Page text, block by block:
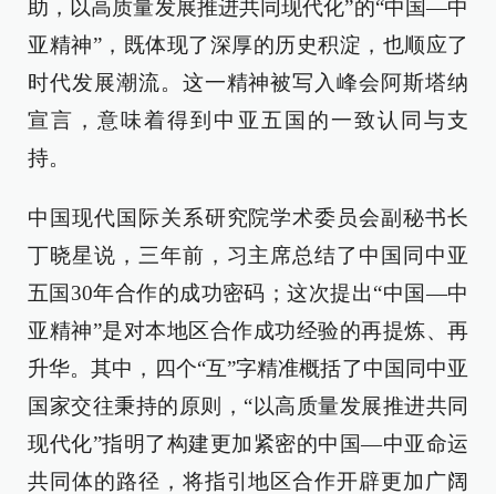
助，以高质量发展推进共同现代化”的“中国—中
亚精神”，既体现了深厚的历史积淀，也顺应了
时代发展潮流。这一精神被写入峰会阿斯塔纳
宣言，意味着得到中亚五国的一致认同与支
持。
中国现代国际关系研究院学术委员会副秘书长
丁晓星说，三年前，习主席总结了中国同中亚
五国30年合作的成功密码；这次提出“中国—中
亚精神”是对本地区合作成功经验的再提炼、再
升华。其中，四个“互”字精准概括了中国同中亚
国家交往秉持的原则，“以高质量发展推进共同
现代化”指明了构建更加紧密的中国—中亚命运
共同体的路径，将指引地区合作开辟更加广阔